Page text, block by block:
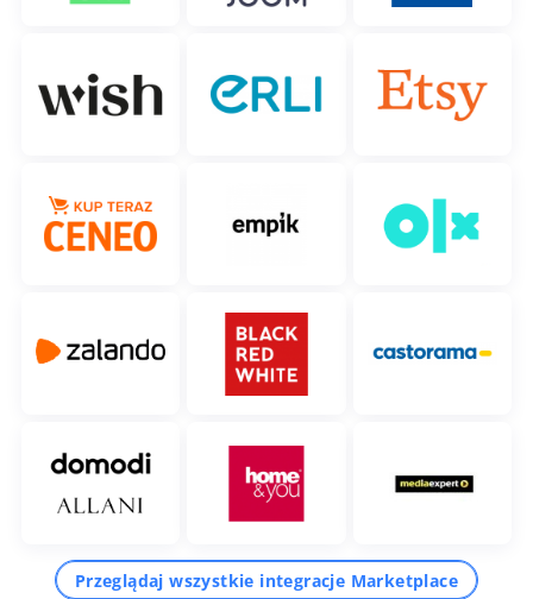
Przeglądaj wszystkie integracje Marketplace